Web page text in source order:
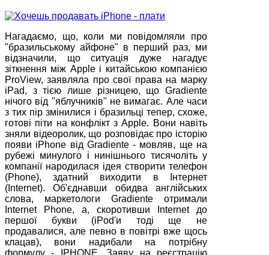
Нагадаємо, що, коли ми повідомляли про
"бразильському айфоне" в перший раз, ми
відзначили, що ситуація дуже нагадує
зіткнення між Apple і китайською компанією
ProView, заявляла про свої права на марку
iPad, з тією лише різницею, що Gradiente
нічого від "яблучників" не вимагає. Але часи
з тих пір змінилися і бразильці тепер, схоже,
готові піти на конфлікт з Apple. Вони навіть
зняли відеоролик, що розповідає про історію
появи iPhone від Gradiente - мовляв, ще на
рубежі минулого і нинішнього тисячоліть у
компанії народилася ідея створити телефон
(Phone), здатний виходити в Інтернет
(Internet). Об'єднавши обидва англійських
слова, маркетологи Gradiente отримали
Internet Phone, а, скоротивши Internet до
першої букви (iPod'и тоді ще не
продавалися, але певно в повітрі вже щось
клацав), вони надибали на потрібну
формулу - IPHONE. Заяву на реєстрацію